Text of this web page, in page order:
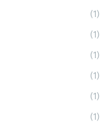
(1)
(1)
(1)
(1)
(1)
(1)